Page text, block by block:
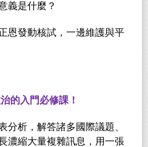
義是什麼？
恩發動核試，一邊維護與平
的入門必修課！
分析，解答諸多國際議題、
濃縮大量複雜訊息，用一張